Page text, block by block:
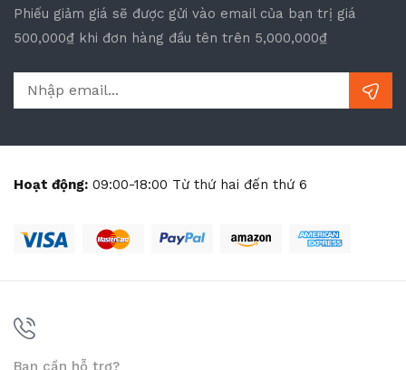
Phiếu giảm giá sẽ được gửi vào email của bạn trị giá
500,000₫ khi đơn hàng đầu tên trên 5,000,000₫
Hoạt động: 09:00-18:00 Từ thứ hai đến thứ 6
Bạn cần hỗ trợ?